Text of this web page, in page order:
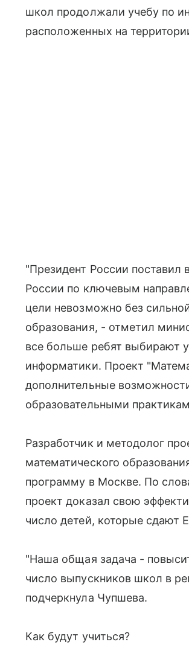
школ продолжали учебу по
расположенных на
"Президент России поставил
России по ключевым
цели невозможно без
образования, - отметил
все больше ребят выбирают
информатики. Проект
дополнительные
образовательными
Разработчик и методолог
математического
программу в Москве. По
проект доказал свою
число детей, которые сдают
"Наша общая задача -
число выпускников школ в
подчеркнула Чупшева.
Как будут учиться?